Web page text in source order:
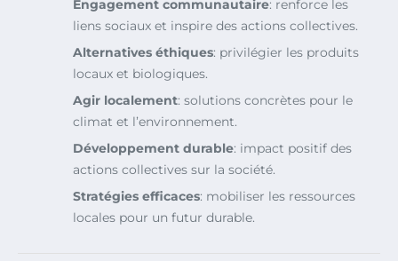
Engagement communautaire: renforce les
liens sociaux et inspire des actions collectives.
Alternatives éthiques: privilégier les produits
locaux et biologiques.
Agir localement: solutions concrètes pour le
climat et l’environnement.
Développement durable: impact positif des
actions collectives sur la société.
Stratégies efficaces: mobiliser les ressources
locales pour un futur durable.